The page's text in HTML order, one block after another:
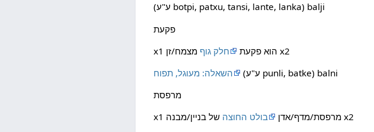
(ע"ע botpi, patxu, tansi, lante, lanka) balji
פקעת
x1 הוא פקעת
חלק גוף
מצמח/זן x2
השאלה: מעוגל, תפוח
(ע"ע punli, batke) balni
מרפסת
x1 מרפסת/מדף/אדן
בולט החוצה
של בניין/מבנה x2